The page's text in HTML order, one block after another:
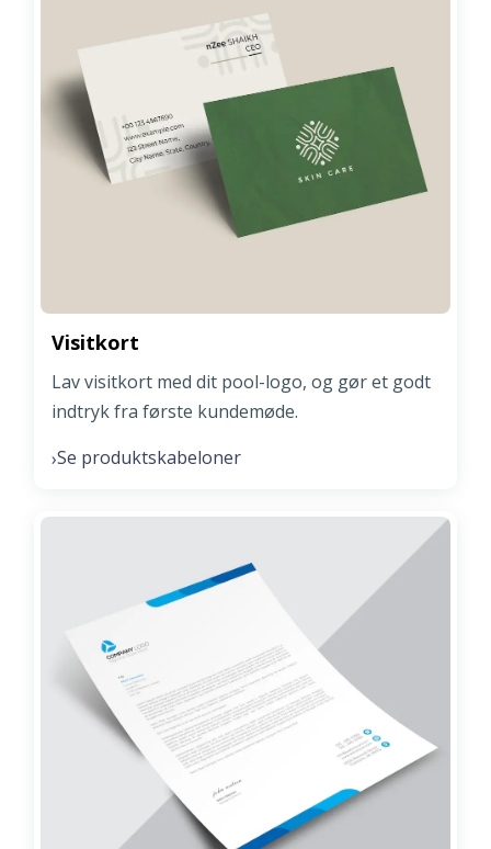
Visitkort
Lav visitkort med dit pool-logo, og gør et godt
indtryk fra første kundemøde.
›Se produktskabeloner